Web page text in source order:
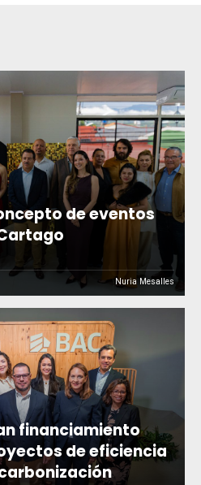
de eventos
Nuria Mesalles
financiamiento
de eficiencia